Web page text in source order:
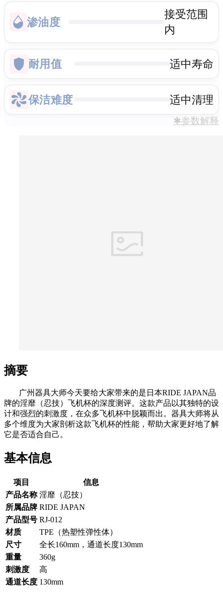
渗油度
接受范围
内
耐用值 适中寿命
保洁难度 适中清理
✱参数解释
摘要
广州器具大师今天要给大家带来的是日本RIDE JAPAN品
牌的淫靡（忍技）飞机杯的深度测评。这款产品以其独特的设
计和强烈的刺激度，在众多飞机杯中脱颖而出。器具大师将从
多个维度为大家剖析这款飞机杯的性能，帮助大家更好地了解
它是否适合自己。
基本信息
项目
信息
产品名称 淫靡（忍技）
所属品牌 RIDE JAPAN
产品型号 RJ-012
材质
TPE（热塑性弹性体）
尺寸
全长160mm，通道长度130mm
重量
360g
刺激度
高
通道长度 130mm